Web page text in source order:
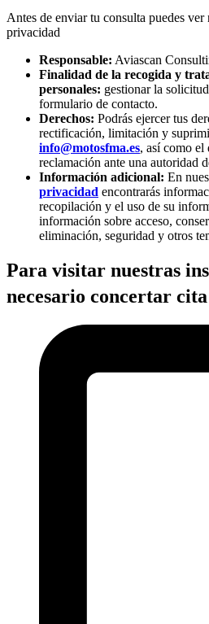
Antes de enviar tu consulta puedes
privacidad
Responsable: Aviascan
Finalidad de la recogida y
personales: gestionar la
formulario de contacto.
Derechos: Podrás ejercer tus
rectificación, limitación y
info@motosfma.es, así como el
reclamación ante una autoridad
Información adicional: En
privacidad encontrarás
recopilación y el uso de su
información sobre acceso,
eliminación, seguridad y otros
Para visitar nuestras
necesario concertar